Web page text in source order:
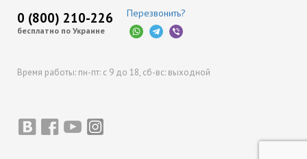
0 (800) 210-226
бесплатно по Украине
Перезвонить?
Время работы: пн-пт: с 9 до 18, сб-вс: выходной